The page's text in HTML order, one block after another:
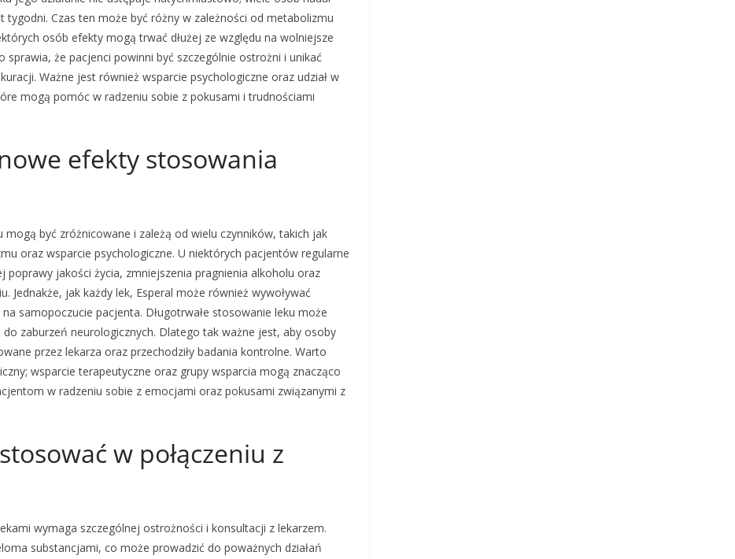
tygodni. Czas ten może być różny w zależności od metabolizmu
osób efekty mogą trwać dłużej ze względu na wolniejsze
że pacjenci powinni być szczególnie ostrożni i unikać
Ważne jest również wsparcie psychologiczne oraz udział w
mogą pomóc w radzeniu sobie z pokusami i trudnościami
efekty stosowania
być zróżnicowane i zależą od wielu czynników, takich jak
oraz wsparcie psychologiczne. U niektórych pacjentów regularne
jakości życia, zmniejszenia pragnienia alkoholu oraz
Jednakże, jak każdy lek, Esperal może również wywoływać
samopoczucie pacjenta. Długotrwałe stosowanie leku może
zaburzeń neurologicznych. Dlatego tak ważne jest, aby osoby
przez lekarza oraz przechodziły badania kontrolne. Warto
wsparcie terapeutyczne oraz grupy wsparcia mogą znacząco
w radzeniu sobie z emocjami oraz pokusami związanymi z
w połączeniu z
wymaga szczególnej ostrożności i konsultacji z lekarzem.
substancjami, co może prowadzić do poważnych działań